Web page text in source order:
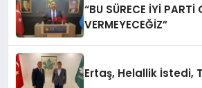
“BU SÜRECE İYİ PARTİ
VERMEYECEĞİZ”
Ertaş, Helallik İstedi,